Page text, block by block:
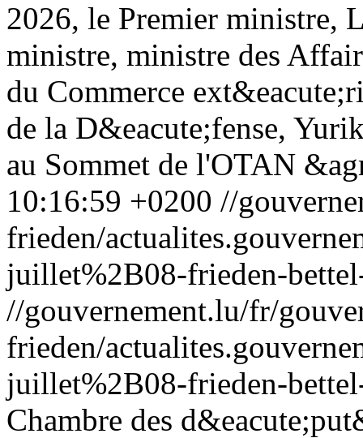
2026, le Premier ministre,
ministre, ministre des
du Commerce
de la D&eacute;fense,
au Sommet de l'OTAN
10:16:59 +0200 //
frieden/
juillet%2B08-frieden-
//gouvernement.lu/fr/
frieden/
juillet%2B08-frieden-
Chambre des